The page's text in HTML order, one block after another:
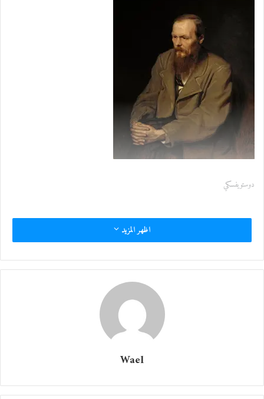
دوستويفسكي
اظهر المزيد
Wael